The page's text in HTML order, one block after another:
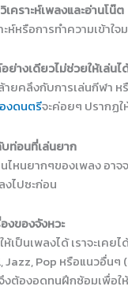
เคราะห์เพลงและอ่านโน๊ต
ะห์หรือการทำความเข้า
ย่างเดียวไม่ช่วยให้เล่นไ
ยคลึงกับการเล่นกีฬา ห
งดนตรีจะค่อยๆ ปรากฏใ
ท่อนที่เล่นยาก
ไหนยากๆของเพลง อา
งไปซะก่อน
งของจังหวะ
ห้เป็นเพลงได้ เราจะเค
Jazz, Pop หรือแนวอื่นๆ
งต้องอดทนฝึกซ้อมเพื่อใ